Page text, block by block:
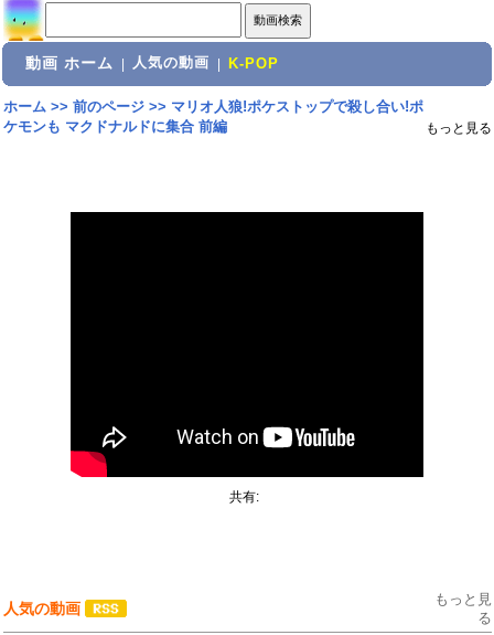
動画 ホーム 人気の動画 K-POP
ホーム>> 前のページ>> マリオ人狼!ポケストップで殺し合い!ポ
ケモンも マクドナルドに集合 前編
もっと見る
共有:
人気の動画
もっと見
る